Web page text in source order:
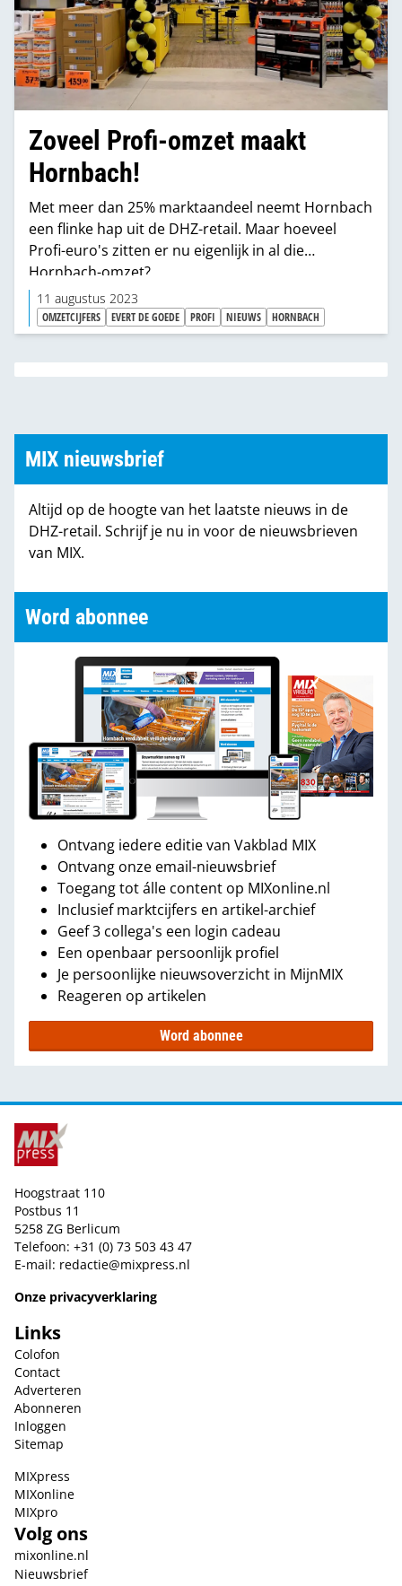
Zoveel Profi-omzet maakt
Hornbach!
Met meer dan 25% marktaandeel neemt Hornbach
een flinke hap uit de DHZ-retail. Maar hoeveel
Profi-euro's zitten er nu eigenlijk in al die
Hornbach-omzet?
11 augustus 2023
OMZETCIJFERS EVERT DE GOEDE PROFI NIEUWS HORNBACH
MIX nieuwsbrief
Altijd op de hoogte van het laatste nieuws in de
DHZ-retail. Schrijf je nu in voor de nieuwsbrieven
van MIX.
Word abonnee
Ontvang iedere editie van Vakblad MIX
Ontvang onze email-nieuwsbrief
Toegang tot álle content op MIXonline.nl
Inclusief marktcijfers en artikel-archief
Geef 3 collega's een login cadeau
Een openbaar persoonlijk profiel
Je persoonlijke nieuwsoverzicht in MijnMIX
Reageren op artikelen
Word abonnee
Hoogstraat 110
Postbus 11
5258 ZG Berlicum
Telefoon: +31 (0) 73 503 43 47
E-mail: redactie@mixpress.nl
Onze privacyverklaring
Links
Colofon
Contact
Adverteren
Abonneren
Inloggen
Sitemap
MIXpress
MIXonline
MIXpro
Volg ons
mixonline.nl
Nieuwsbrief